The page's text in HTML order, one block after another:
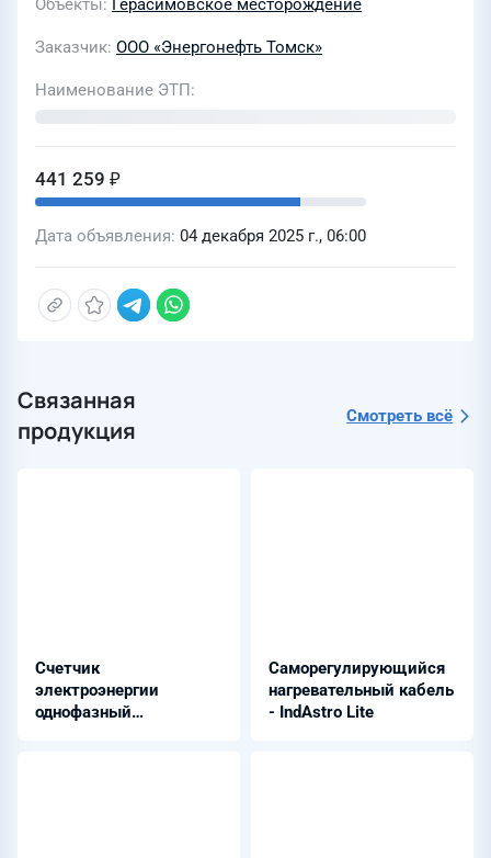
Чкаловского месторождений
Объекты Герасимовское месторождение
Заказчик ООО «Энергонефть Томск»
Наименование ЭТП
441 259 ₽
Дата объявления 04 декабря 2025 г., 06:00
Связанная
продукция
Смотреть всё
Счетчик
электроэнергии
однофазный
Саморегулирующийся
нагревательный кабель
- IndAstro Lite